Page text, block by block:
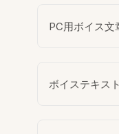
PC用ボイス文
ボイステキス